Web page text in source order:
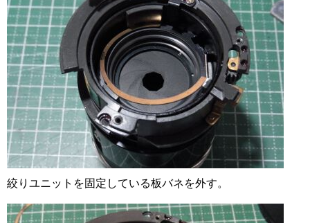
絞りユニットを固定している板バネを外す。